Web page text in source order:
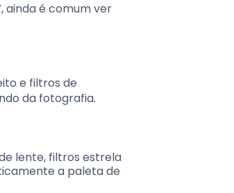
ainda é comum ver
e filtros de
da fotografia.
lente, filtros estrela
a paleta de